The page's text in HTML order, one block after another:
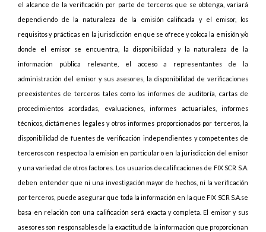
el alcance de la verificación por parte de terceros que se obtenga, variará
dependiendo de la naturaleza de la emisión calificada y el emisor, los
requisitos y prácticas en la jurisdicción en que se ofrece y coloca la emisión y/o
donde el emisor se encuentra, la disponibilidad y la naturaleza de la
información pública relevante, el acceso a representantes de la
administración del emisor y sus asesores, la disponibilidad de verificaciones
preexistentes de terceros tales como los informes de auditoría, cartas de
procedimientos acordadas, evaluaciones, informes actuariales, informes
técnicos, dictámenes legales y otros informes proporcionados por terceros, la
disponibilidad de fuentes de verificación independientes y competentes de
terceros con respecto a la emisión en particular o en la jurisdicción del emisor
y una variedad de otros factores. Los usuarios de calificaciones de FIX SCR S.A.
deben entender que ni una investigación mayor de hechos, ni la verificación
por terceros, puede asegurar que toda la información en la que FIX SCR S.A.se
basa en relación con una calificación será exacta y completa. El emisor y sus
asesores son responsables de la exactitud de la información que proporcionan